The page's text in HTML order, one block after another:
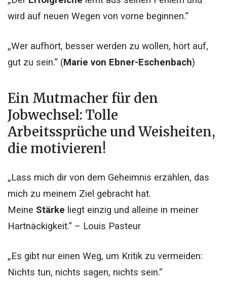
wird auf neuen Wegen von vorne beginnen.“
„Wer aufhört, besser werden zu wollen, hört auf,
gut zu sein.“ (Marie von Ebner-Eschenbach)
Ein Mutmacher für den
Jobwechsel: Tolle
Arbeitssprüche und Weisheiten,
die motivieren!
„Lass mich dir von dem Geheimnis erzählen, das
mich zu meinem Ziel gebracht hat.
Meine Stärke liegt einzig und alleine in meiner
Hartnäckigkeit.“ – Louis Pasteur
„Es gibt nur einen Weg, um Kritik zu vermeiden:
Nichts tun, nichts sagen, nichts sein.“